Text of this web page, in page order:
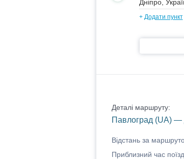
+ Додати пункт
Деталі маршруту:
Павлоград (UA) —
Відстань за
Приблизний час